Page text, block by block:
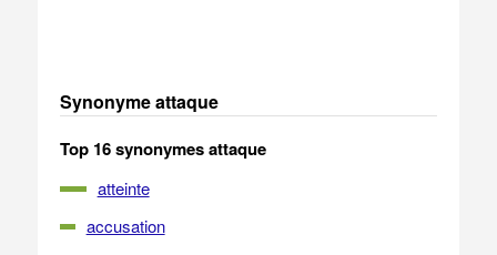
Synonyme attaque
Top 16 synonymes attaque
atteinte
accusation